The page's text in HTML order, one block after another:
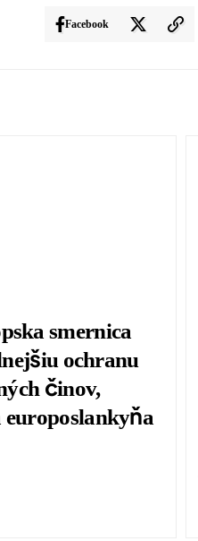
Facebook
smernica
ochranu
činov,
europoslankyňa